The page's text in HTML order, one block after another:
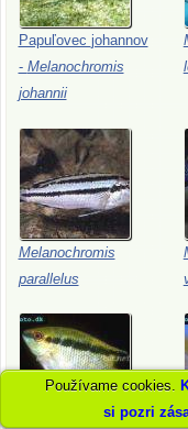
Papuľovec johannov
- Melanochromis
johannii
Melanochromis
parallelus
Používame cookies.
si pozri